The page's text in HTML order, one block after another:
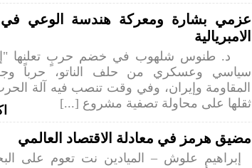
عزمي بشارة ومعركة هندسة الوعي في
الامبريالية
د. طنوس شلهوب في خضم حربٍ تعلنها
سياسي وعسكري من حلف الناتو، حرباً
المقاومة وإيران، وفي وقت تنصب فيه آلة
ثقلها على محاولة تصفية مشروع [...]
مضيق هرمز في معادلة الاقتصاد العالمي
إبراهيم علوش – الميادين نت تعوم على